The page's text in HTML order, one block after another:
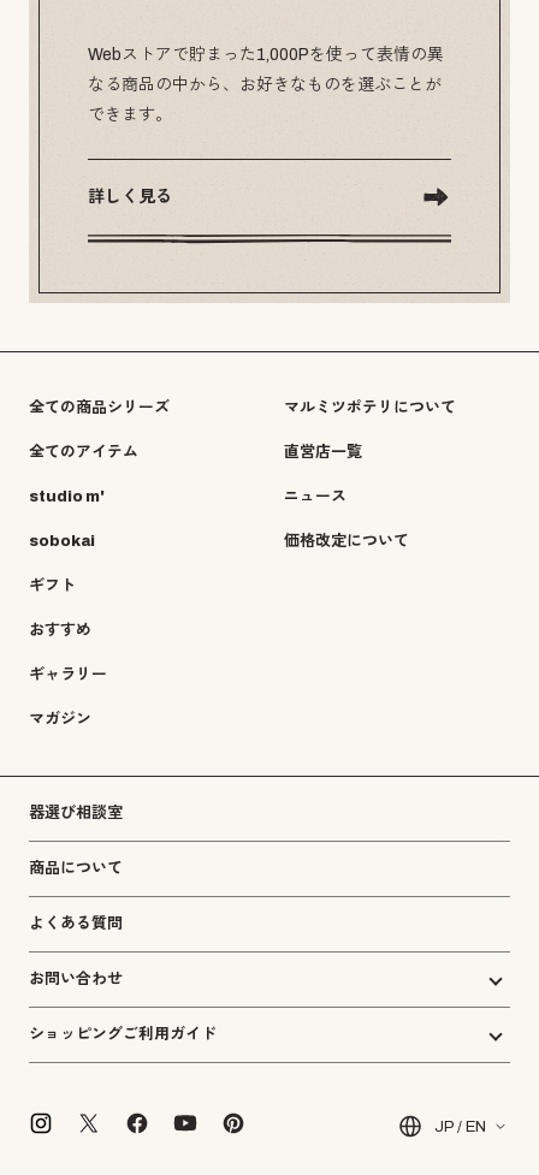
Webストアで貯まった1,000Pを使って表情の異
なる商品の中から、お好きなものを選ぶことが
できます。
詳しく見る
全ての商品シリーズ
全てのアイテム
studio m'
sobokai
ギフト
おすすめ
ギャラリー
マガジン
マルミツポテリについて
直営店一覧
ニュース
価格改定について
器選び相談室
商品について
よくある質問
お問い合わせ
ショッピングご利用ガイド
JP / EN